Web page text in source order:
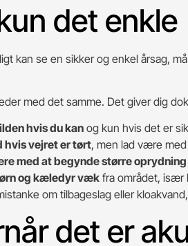
det enkle
kan se en sikker og enkel årsag,
med det samme. Det giver dig
hvis du kan og kun hvis det er
hvis vejret er tørt, men lad være
med at begynde større oprydning
og kæledyr væk fra området, især
om tilbageslag eller
det er